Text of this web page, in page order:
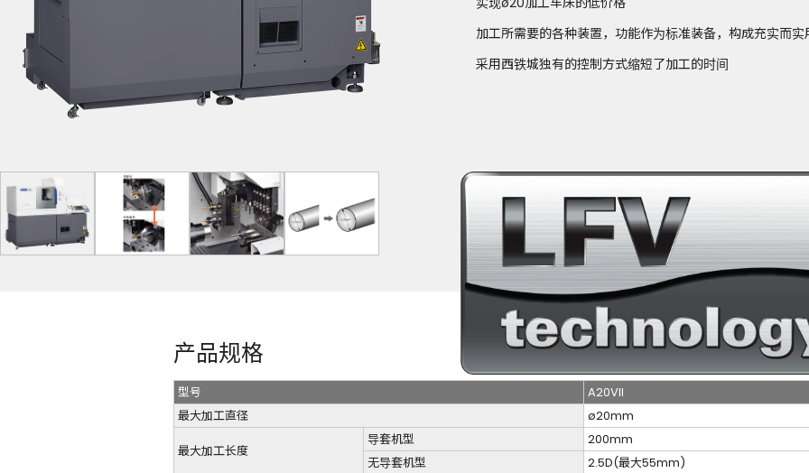
加工所需要的各种装置，功能作为标准装备，构成充实而实
采用西铁城独有的控制方式缩短了加工的时间
产品规格
型号
A20VII
最大加工直径
ø20mm
最大加工长度
导套机型
200mm
无导套机型
2.5D(最大55mm)